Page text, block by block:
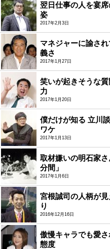
翌日仕事の人を宴
姿
2017年2月3日
マネジャーに諭さ
義さ
2017年1月27日
笑いが起きそうな
力
2017年1月20日
僕だけが知る 立川
ワケ
2017年1月13日
取材嫌いの明石家
分間」
2017年1月6日
宮根誠司の人柄が
り
2016年12月16日
傲慢キャラでも愛
態度